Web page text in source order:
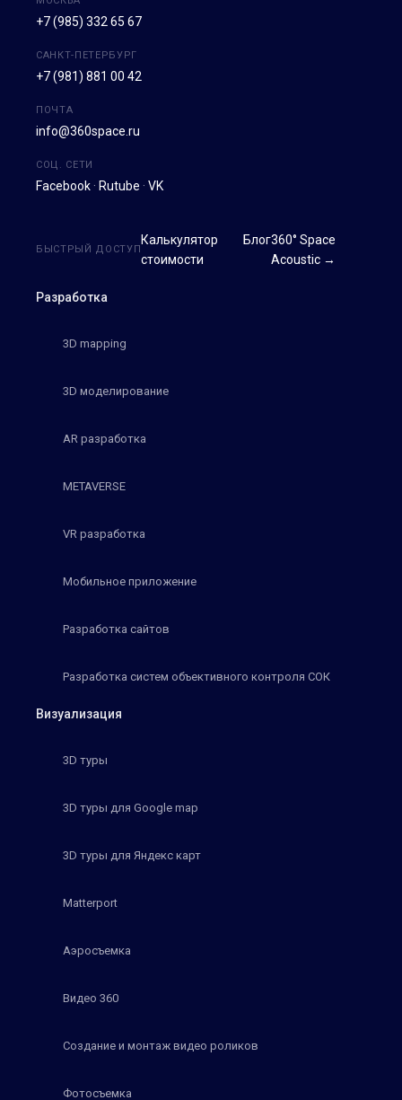
+7 (985) 332 65 67
САНКТ-ПЕТЕРБУРГ
+7 (981) 881 00 42
ПОЧТА
info@360space.ru
СОЦ. СЕТИ
Facebook · Rutube · VK
Разработка
3D mapping
3D моделирование
AR разработка
METAVERSE
VR разработка
Мобильное приложение
Разработка сайтов
Разработка систем объективного контроля СОК
Визуализация
3D туры
3D туры для Google map
3D туры для Яндекс карт
Matterport
Аэросъемка
Видео 360
Создание и монтаж видео роликов
Фотосъемка
БЫСТРЫЙ ДОСТУП
Калькулятор
стоимости
Блог360° Space
Acoustic →